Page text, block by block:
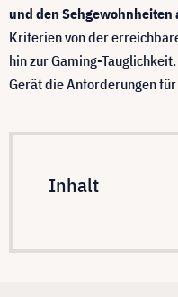
und den Sehgewohnheiten
Kriterien von der
hin zur Gaming-
Gerät die Anforderungen
Inhalt